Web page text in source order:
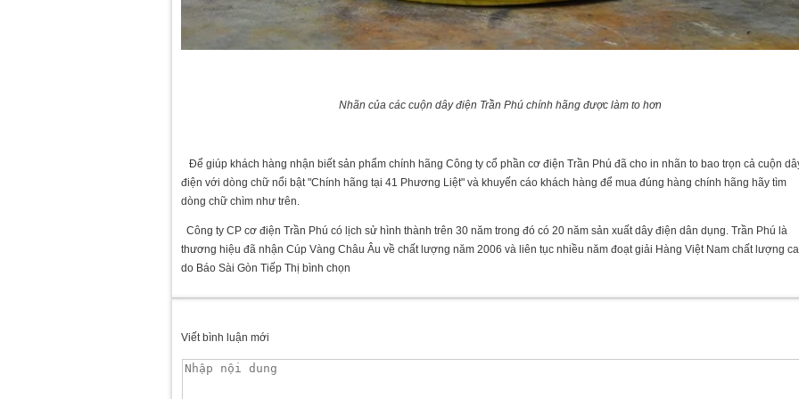
Nhãn của các cuộn dây điện Trần Phú chính hãng được làm to hơn
Để giúp khách hàng nhận biết sản phẩm chính hãng Công ty cổ phần cơ điện Trần Phú đã cho in nhãn to bao trọn cả cuộn
điện với dòng chữ nổi bật "Chính hãng tại 41 Phương Liệt" và khuyến cáo khách hàng để mua đúng hàng chính hãng hãy tìm
dòng chữ chìm như trên.
Công ty CP cơ điện Trần Phú có lịch sử hình thành trên 30 năm trong đó có 20 năm sản xuất dây điện dân dụng. Trần Phú là
thương hiệu đã nhận Cúp Vàng Châu Âu về chất lượng năm 2006 và liên tục nhiều năm đoạt giải Hàng Việt Nam chất lượng
do Báo Sài Gòn Tiếp Thị bình chọn
Viết bình luận mới